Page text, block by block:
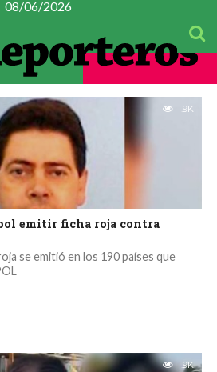
08/06/2026
1.9K
emitir ficha roja contra
se emitió en los 190 países que
1.9K